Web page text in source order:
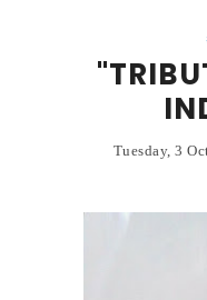
Tuesday, 3